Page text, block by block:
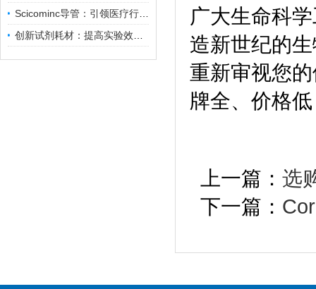
广大生命科
造新世纪的
重新审视您
牌全、价格
上一篇： 选
下一篇：